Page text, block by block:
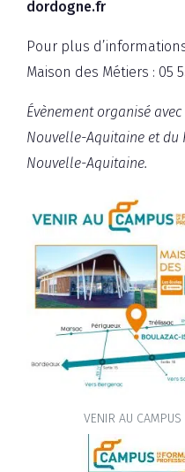
dordogne.fr
Pour plus
Maison des Métiers : 05
Évènement organisé
Nouvelle-Aquitaine et du
Nouvelle-Aquitaine.
VENIR AU CAMPUS